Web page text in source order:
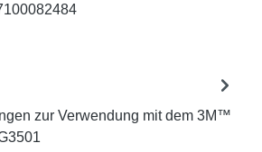
zur Verwendung mit dem 3M™